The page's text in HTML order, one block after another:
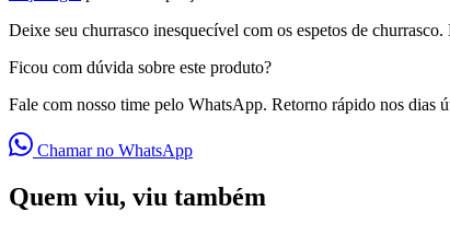
Deixe seu churrasco inesquecível com os espetos de
Ficou com dúvida sobre este produto?
Fale com nosso time pelo WhatsApp. Retorno rápido nos dias
Chamar no WhatsApp
Quem viu, viu também